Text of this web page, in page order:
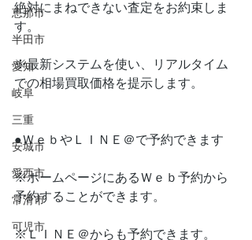
恵那市
半田市
愛知
岐阜
三重
安城市
愛西市
常滑市
可児市
絶対にまねできない査定をお約束しま
す。
※最新システムを使い、リアルタイム
での相場買取価格を提示します。
●ＷｅｂやＬＩＮＥ＠で予約できます
※ホームページにあるＷｅｂ予約から
予約することができます。
※ＬＩＮＥ＠からも予約できます。